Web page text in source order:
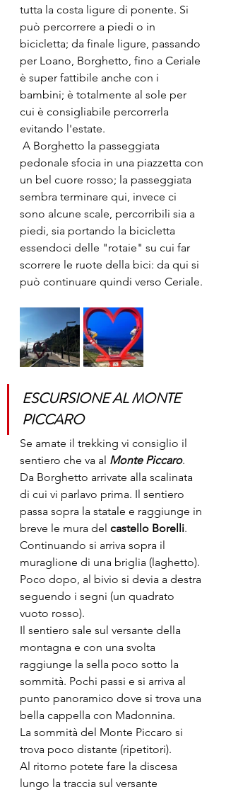
tutta la costa ligure di ponente. Si
può percorrere a piedi o in
bicicletta; da finale ligure, passando
per Loano, Borghetto, fino a Ceriale
è super fattibile anche con i
bambini; è totalmente al sole per
cui è consigliabile percorrerla
evitando l'estate.
pedonale sfocia in una piazzetta con
un bel cuore rosso; la passeggiata
sembra terminare qui, invece ci
sono alcune scale, percorribili sia a
piedi, sia portando la bicicletta
essendoci delle "rotaie" su cui far
scorrere le ruote della bici: da qui si
può continuare quindi verso Ceriale.
ESCURSIONE AL MONTE
PICCARO
Se amate il trekking vi consiglio il
sentiero che va al Monte Piccaro.
Da Borghetto arrivate alla scalinata
di cui vi parlavo prima. Il sentiero
passa sopra la statale e raggiunge in
breve le mura del castello Borelli.
Continuando si arriva sopra il
muraglione di una briglia (laghetto).
Poco dopo, al bivio si devia a destra
seguendo i segni (un quadrato
vuoto rosso).
Il sentiero sale sul versante della
montagna e con una svolta
raggiunge la sella poco sotto la
sommità. Pochi passi e si arriva al
punto panoramico dove si trova una
bella cappella con Madonnina.
La sommità del Monte Piccaro si
trova poco distante (ripetitori).
Al ritorno potete fare la discesa
lungo la traccia sul versante